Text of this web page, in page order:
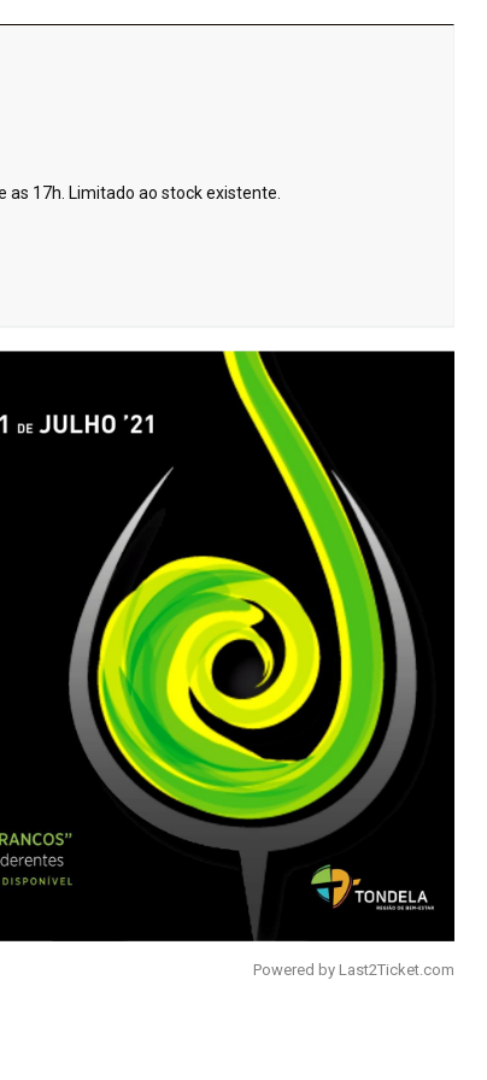
as 17h. Limitado ao stock existente.
Powered by Last2Ticket.com